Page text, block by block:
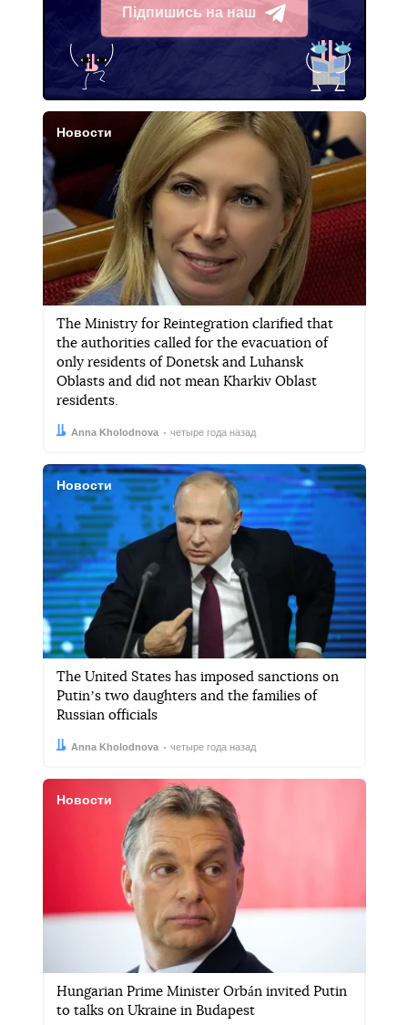
Підпишись на наш
Telegram
Новости
The Ministry for Reintegration clarified that
the authorities called for the evacuation of
only residents of Donetsk and Luhansk
Oblasts and did not mean Kharkiv Oblast
residents.
Автор:Anna Kholodnova
Дата: четыре года назад
Новости
The United States has imposed sanctions on
Putinʼs two daughters and the families of
Russian officials
Автор:Anna Kholodnova
Дата: четыре года назад
Новости
Hungarian Prime Minister Orbán invited Putin
to talks on Ukraine in Budapest